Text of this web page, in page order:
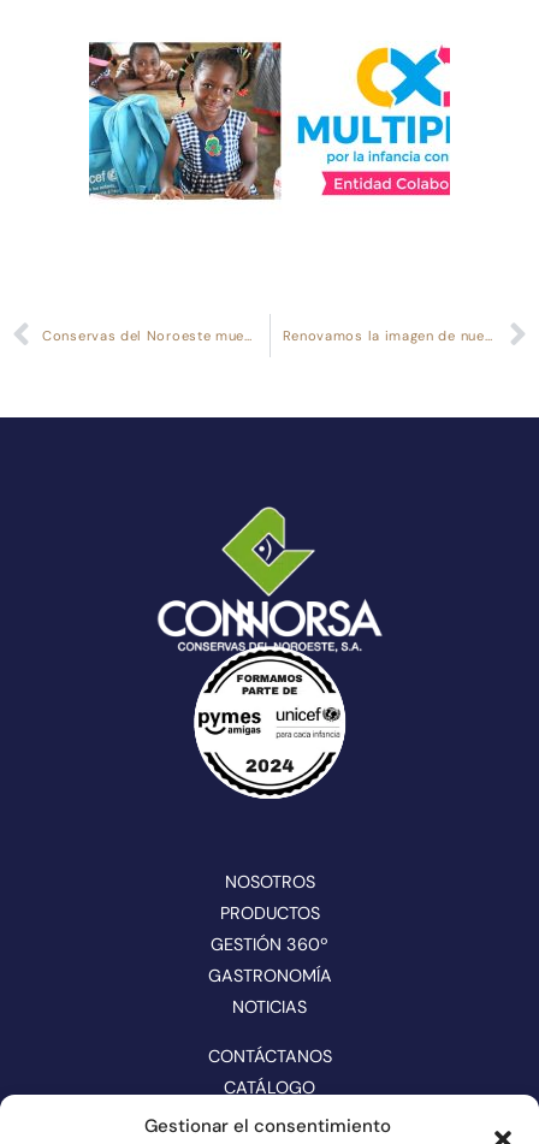
Gestionar el consentimiento
Conservas del Noroeste muestra su lado más solidario para luchar frente al Coronavirus Renovamos la imagen de nuestra marca Cabo de Peñas
NOSOTROS
PRODUCTOS
GESTIÓN 360º
GASTRONOMÍA
NOTICIAS
CONTÁCTANOS
CATÁLOGO
SÍGUENOS EN REDES